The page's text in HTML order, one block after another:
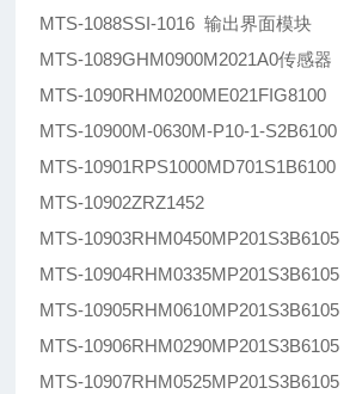
MTS-1088SSI-1016 输出界面模块
MTS-1089GHM0900M2021A0传感器
MTS-1090RHM0200ME021FIG8100
MTS-10900M-0630M-P10-1-S2B6100
MTS-10901RPS1000MD701S1B6100
MTS-10902ZRZ1452
MTS-10903RHM0450MP201S3B6105
MTS-10904RHM0335MP201S3B6105
MTS-10905RHM0610MP201S3B6105
MTS-10906RHM0290MP201S3B6105
MTS-10907RHM0525MP201S3B6105